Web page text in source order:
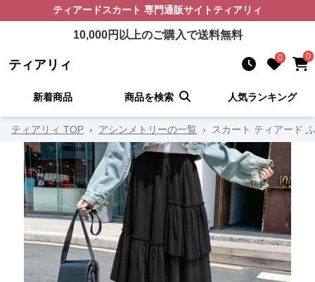
ティアードスカート 専門通販サイト ティアリィ
10,000円以上のご購入で送料無料
ティアリィ 0 0
新着商品 商品を検索 人気ランキング
ティアリィ TOP › アシンメトリーの一覧 › スカート ティアード